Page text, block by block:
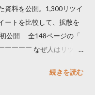
資料を公開。1,300リツイ
ートを比較して、拡散を
初公開 全148ページの「
￣￣￣￣ なぜ人はリツイ
イート ー 人は16の熱量
続きを読む